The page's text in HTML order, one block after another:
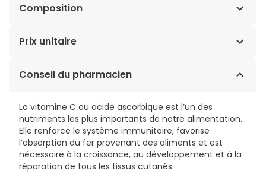
Composition
acide alpha lipoïque, oxyde de magnésium, bitartrate
agglomérants (stéarate de magnésium, dioxyde de
Prix unitaire
0,20€ / Comprimés
Conseil du pharmacien
La vitamine C ou acide ascorbique est l’un des
nutriments les plus importants de notre alimentation.
Elle renforce le système immunitaire, favorise
l’absorption du fer provenant des aliments et est
nécessaire à la croissance, au développement et à la
réparation de tous les tissus cutanés.